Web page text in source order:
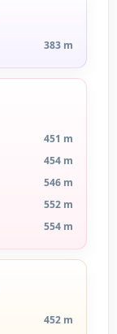
383 m
451 m
454 m
546 m
552 m
554 m
452 m